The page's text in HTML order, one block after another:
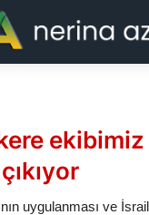
uygulanması ve